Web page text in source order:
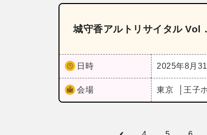
城守香アルトリサイタル Vol
日時 2025年8月31
会場 東京 王子